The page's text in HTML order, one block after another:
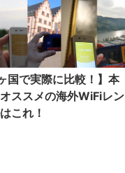
国で実際に比較！】本
ススメの海外WiFiレン
これ！